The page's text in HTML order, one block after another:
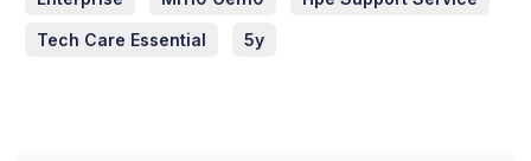
Tech Care Essential 5y